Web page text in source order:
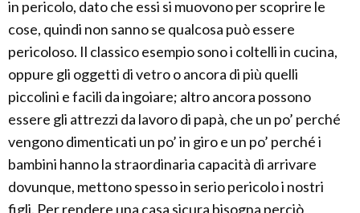
in pericolo, dato che essi si muovono per scoprire le
cose, quindi non sanno se qualcosa può essere
pericoloso. Il classico esempio sono i coltelli in cucina,
oppure gli oggetti di vetro o ancora di più quelli
piccolini e facili da ingoiare; altro ancora possono
essere gli attrezzi da lavoro di papà, che un po’ perché
vengono dimenticati un po’ in giro e un po’ perché i
bambini hanno la straordinaria capacità di arrivare
dovunque, mettono spesso in serio pericolo i nostri
figli. Per rendere una casa sicura bisogna perciò